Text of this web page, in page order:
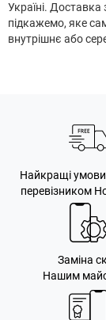
Україні.
підкажемо, яке
внутрішнє або
Найкращі
перевізником
Заміна
Нашим